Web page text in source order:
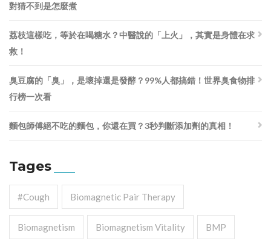
對猜不到是怎麼煮
荔枝這樣吃，等於在喝糖水？中醫說的「上火」，其實是身體在求
救！
臭豆腐的「臭」，是壞掉還是發酵？99%人都搞錯！世界臭食物排
行榜一次看
麵包師傅絕不吃的麵包，你還在買？3秒判斷添加劑的真相！
Tages
#cough Biomagnetic Pair Therapy
Biomagnetism Biomagnetism Vitality BMP